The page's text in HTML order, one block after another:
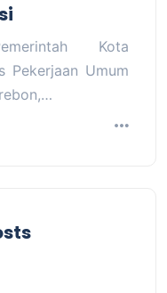
Kota
Pekerjaan Umum